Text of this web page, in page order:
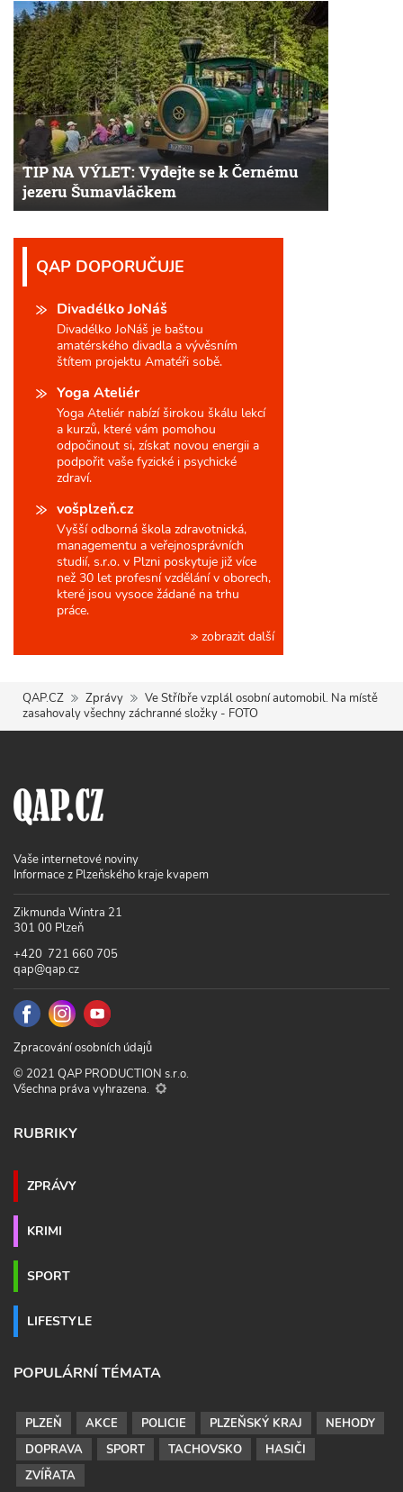
TIP NA VÝLET: Vydejte se k Černému
jezeru Šumavláčkem
QAP DOPORUČUJE
Divadélko JoNáš
Divadélko JoNáš je baštou
amatérského divadla a vývěsním
štítem projektu Amatéři sobě.
Yoga Ateliér
Yoga Ateliér nabízí širokou škálu lekcí
a kurzů, které vám pomohou
odpočinout si, získat novou energii a
podpořit vaše fyzické i psychické
zdraví.
vošplzeň.cz
Vyšší odborná škola zdravotnická,
managementu a veřejnosprávních
studií, s.r.o. v Plzni poskytuje již více
než 30 let profesní vzdělání v oborech,
které jsou vysoce žádané na trhu
práce.
zobrazit další
QAP.CZ Zprávy
Ve Stříbře vzplál osobní automobil. Na místě
zasahovaly všechny záchranné složky - FOTO
Vaše internetové noviny
Informace z Plzeňského kraje kvapem
Zikmunda Wintra 21
301 00 Plzeň
+420 721 660 705
qap@qap.cz
Zpracování osobních údajů
© 2021 QAP PRODUCTION s.r.o.
Všechna práva vyhrazena.
RUBRIKY
ZPRÁVY
KRIMI
SPORT
LIFESTYLE
POPULÁRNÍ TÉMATA
PLZEŇ AKCE POLICIE PLZEŇSKÝ KRAJ
NEHODY
DOPRAVA
SPORT TACHOVSKO
HASIČI
ZVÍŘATA